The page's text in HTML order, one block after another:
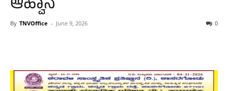
ಆಹ್ವಾನ
By TNVOffice - June 9, 2026 0